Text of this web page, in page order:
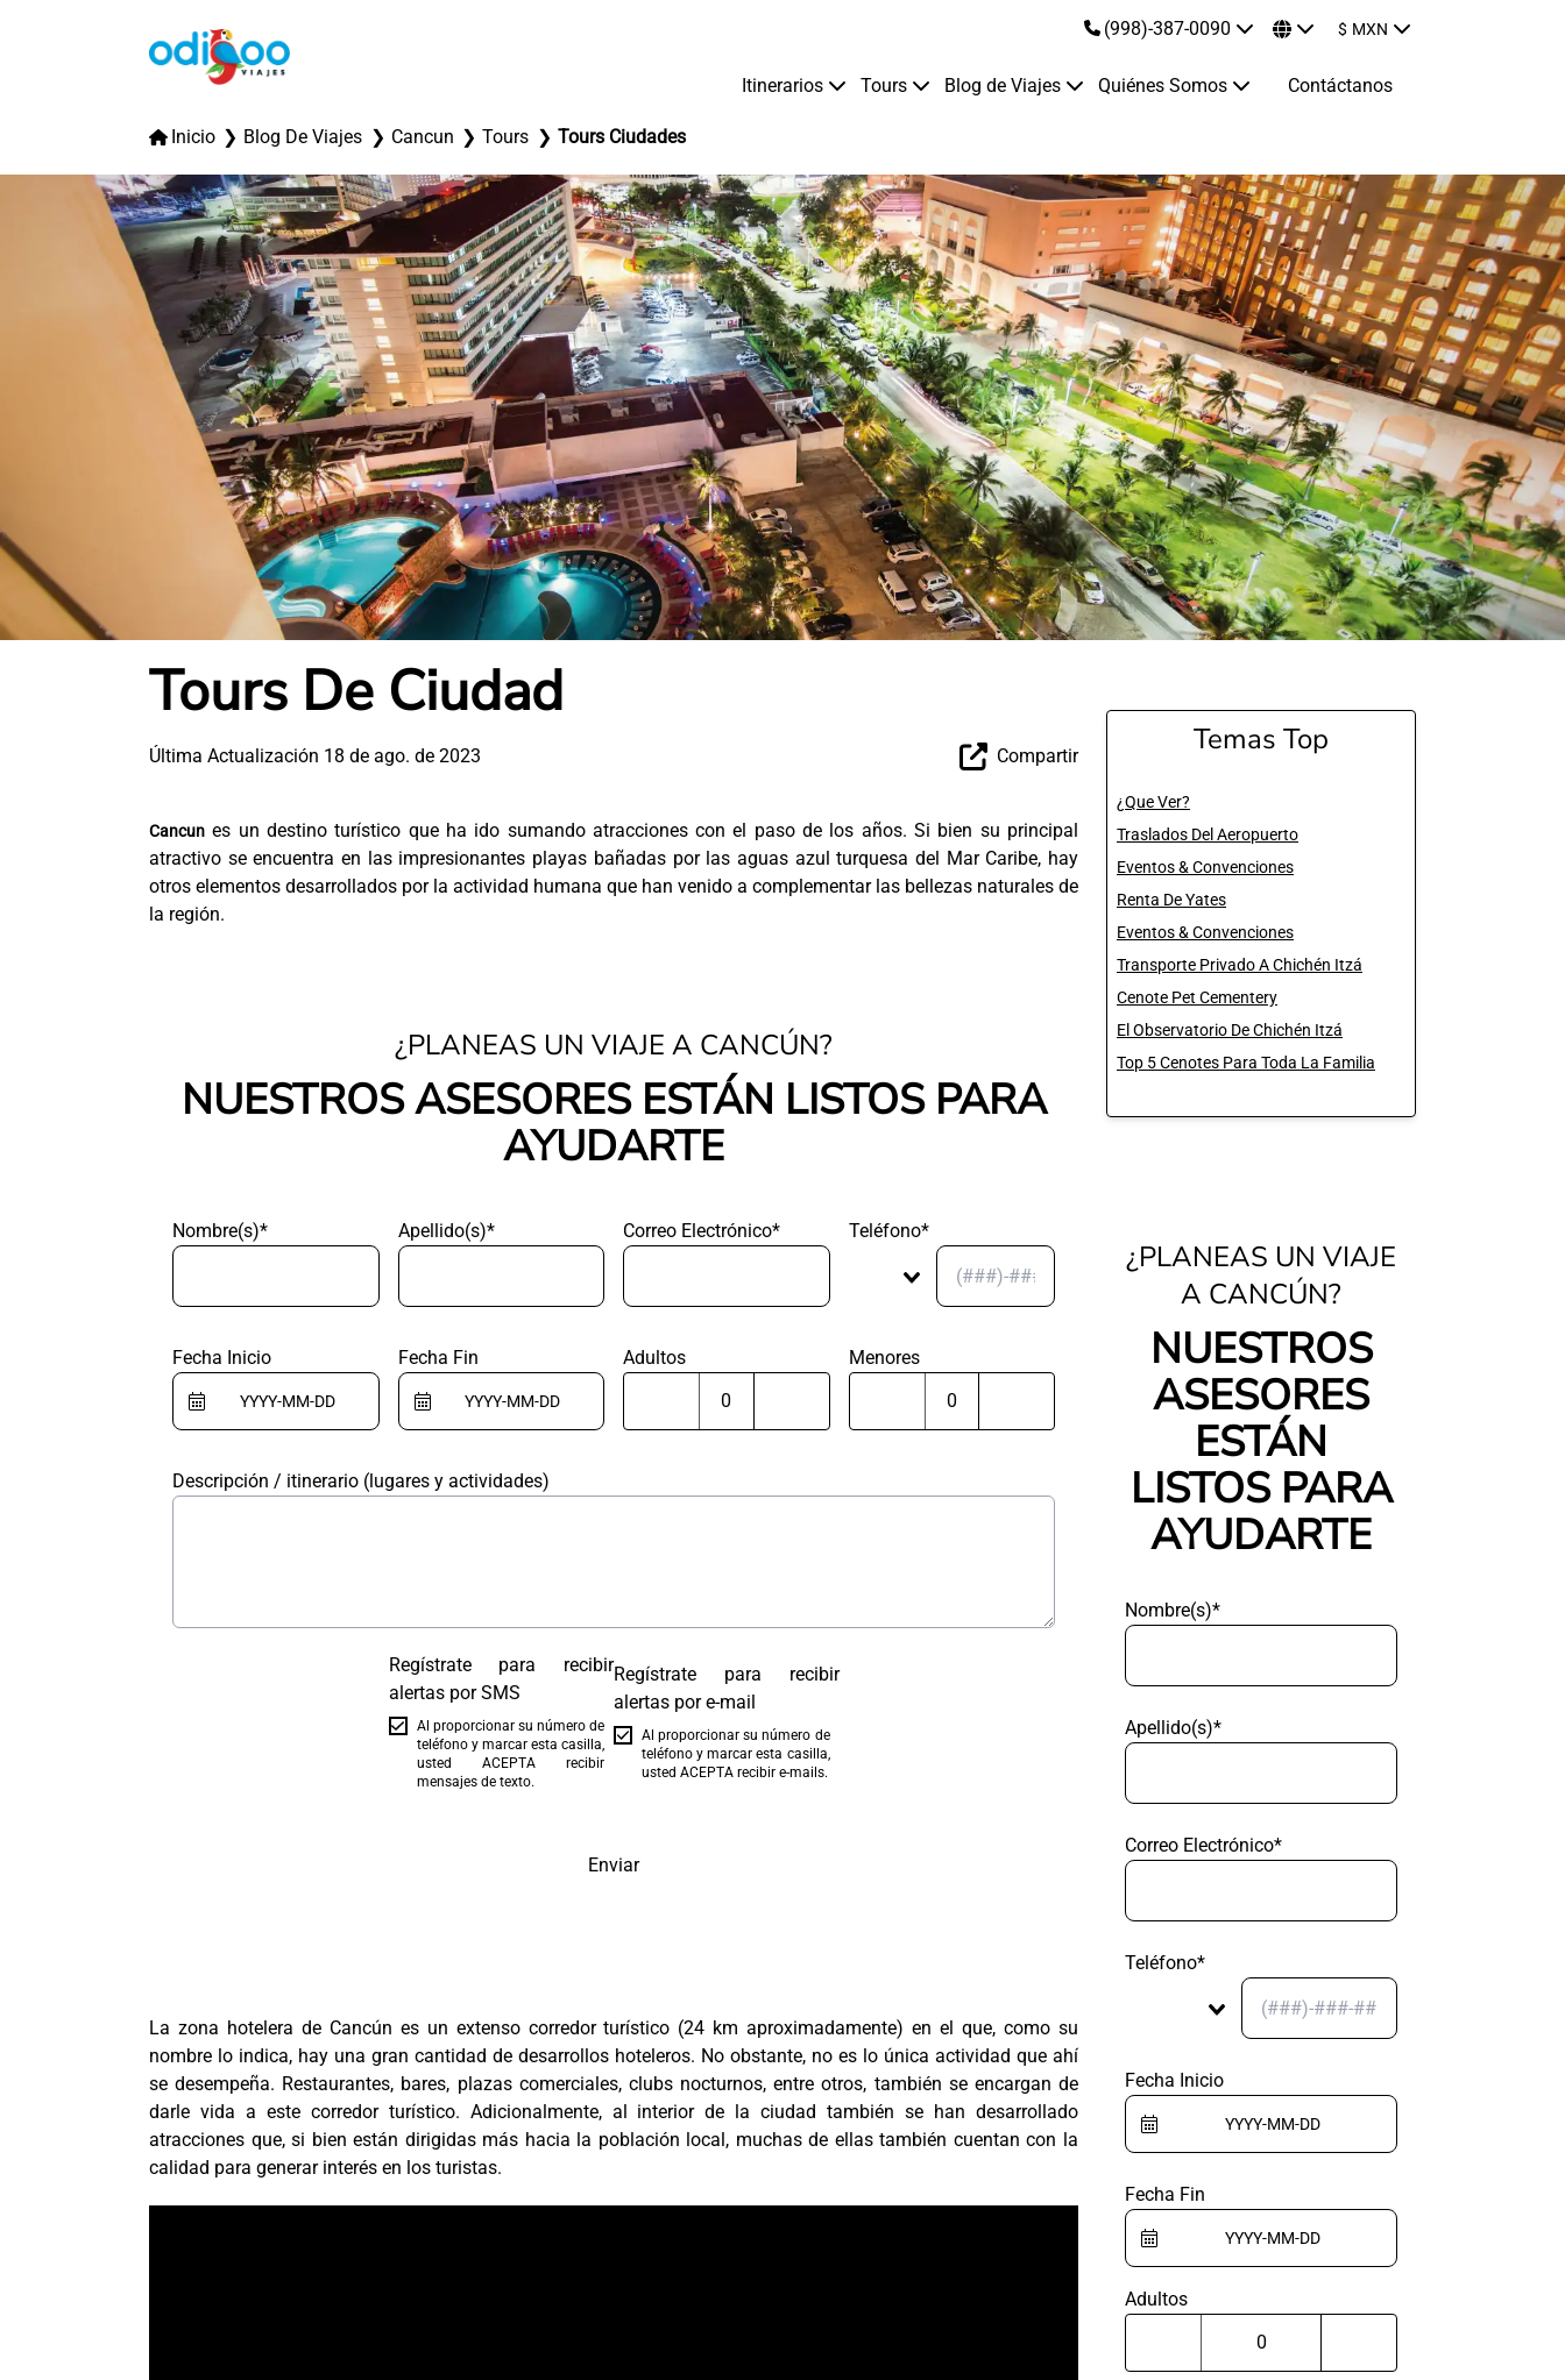
(998)-387-0090 $ MXN
Itinerarios Tours Blog de Viajes Quiénes Somos Contáctanos
Inicio Blog De Viajes Cancun Tours Tours Ciudades
Tours De Ciudad
Última Actualización 18 de ago. de 2023 Compartir
Cancun es un destino turístico que ha ido sumando atracciones con el paso de los años. Si bien su principal
atractivo se encuentra en las impresionantes playas bañadas por las aguas azul turquesa del Mar Caribe, hay
otros elementos desarrollados por la actividad humana que han venido a complementar las bellezas naturales de
la región.
¿PLANEAS UN VIAJE A CANCÚN?
NUESTROS ASESORES ESTÁN LISTOS PARA
AYUDARTE
Nombre(s)* Apellido(s)* Correo Electrónico* Teléfono*
Fecha Inicio Fecha Fin Adultos Menores
Descripción / itinerario (lugares y actividades)
Regístrate para recibir
alertas por SMS
Al proporcionar su número de
teléfono y marcar esta casilla,
usted ACEPTA recibir
mensajes de texto.
Regístrate para recibir
alertas por e-mail
Al proporcionar su número de
teléfono y marcar esta casilla,
usted ACEPTA recibir e-mails.
Enviar
La zona hotelera de Cancún es un extenso corredor turístico (24 km aproximadamente) en el que, como su
nombre lo indica, hay una gran cantidad de desarrollos hoteleros. No obstante, no es lo única actividad que ahí
se desempeña. Restaurantes, bares, plazas comerciales, clubs nocturnos, entre otros, también se encargan de
darle vida a este corredor turístico. Adicionalmente, al interior de la ciudad también se han desarrollado
atracciones que, si bien están dirigidas más hacia la población local, muchas de ellas también cuentan con la
calidad para generar interés en los turistas.
Temas Top
¿Que Ver?
Traslados Del Aeropuerto
Eventos & Convenciones
Renta De Yates
Eventos & Convenciones
Transporte Privado A Chichén Itzá
Cenote Pet Cementery
El Observatorio De Chichén Itzá
Top 5 Cenotes Para Toda La Familia
¿PLANEAS UN VIAJE
A CANCÚN?
NUESTROS
ASESORES
ESTÁN
LISTOS PARA
AYUDARTE
Nombre(s)*
Apellido(s)*
Correo Electrónico*
Teléfono*
Fecha Inicio
Fecha Fin
Adultos